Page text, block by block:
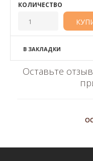
КОЛИЧЕСТВО
В ЗАКЛАДКИ
Оставьте